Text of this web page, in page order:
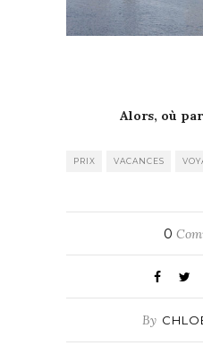
Alors, où
PRIX VACANCES
0
By